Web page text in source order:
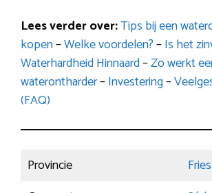
Lees verder over:Tips bij een
kopen–Welke voordelen?–Is het
Waterhardheid Hinnaard–Zo werkt
waterontharder–Investering–
(FAQ)
Provincie